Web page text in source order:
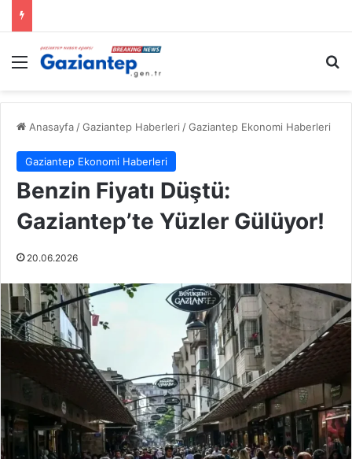
Menü
Anasayfa /Gaziantep Haberleri /Gaziantep Ekonomi Haberleri
Gaziantep Ekonomi Haberleri
Benzin Fiyatı Düştü:
Gaziantep’te Yüzler Gülüyor!
20.06.2026